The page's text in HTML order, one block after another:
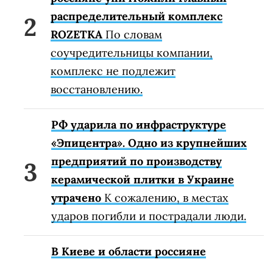
распределительный комплекс
ROZETKA По словам
соучредительницы компании,
комплекс не подлежит
восстановлению.
РФ ударила по инфраструктуре
«Эпицентра». Одно из крупнейших
предприятий по производству
керамической плитки в Украине
утрачено К сожалению, в местах
ударов погибли и пострадали люди.
В Киеве и области россияне